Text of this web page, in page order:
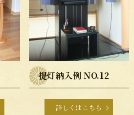
提灯納入例 NO.12
詳しくはこちら